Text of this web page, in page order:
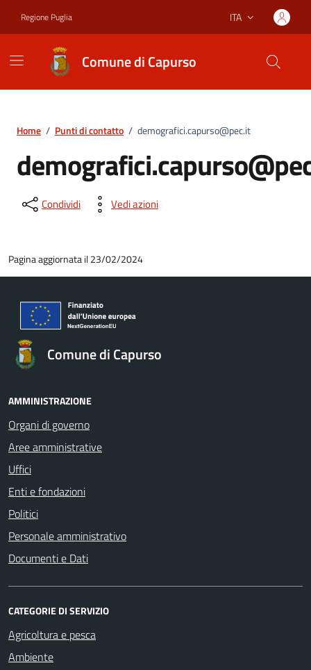
Regione Puglia Lingua attiva:
ITA
Comune di Capurso
Home / Punti di contatto / demografici.capurso@pec.it
Condividi Vedi azioni
Pagina aggiornata il 23/02/2024
Comune di Capurso
AMMINISTRAZIONE
Organi di governo
Aree amministrative
Uffici
Enti e fondazioni
Politici
Personale amministrativo
Documenti e Dati
CATEGORIE DI SERVIZIO
Agricoltura e pesca
Ambiente